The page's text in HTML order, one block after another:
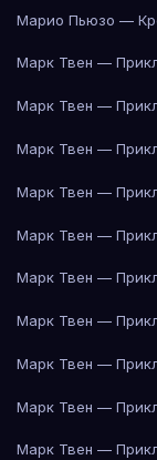
Марио Пьюзо —
Марк Твен —
Марк Твен —
Марк Твен —
Марк Твен —
Марк Твен —
Марк Твен —
Марк Твен —
Марк Твен —
Марк Твен —
Марк Твен —